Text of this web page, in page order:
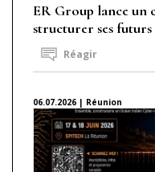
ER Group lance un
structurer ses
Réagir
06.07.2026 | Réunion